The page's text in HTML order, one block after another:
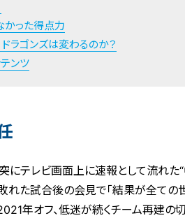
かった得点力
ラゴンズは変わるのか？
ンツ
にテレビ画面上に速報として流れた
れた試合後の会見で「結果が全ての
年オフ、低迷が続くチーム再建